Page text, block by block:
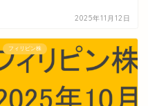
2025年11月12日
フィリピン株